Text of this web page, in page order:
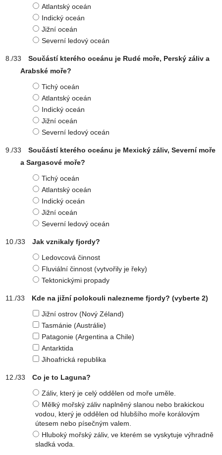
Atlantský oceán
Indický oceán
Jižní oceán
Severní ledový oceán
Součástí kterého oceánu je Rudé moře, Perský záliv a
Arabské moře?
Tichý oceán
Atlantský oceán
Indický oceán
Jižní oceán
Severní ledový oceán
Součástí kterého oceánu je Mexický záliv, Severní moře
a Sargasové moře?
Tichý oceán
Atlantský oceán
Indický oceán
Jižní oceán
Severní ledový oceán
Jak vznikaly fjordy?
Ledovcová činnost
Fluviální činnost (vytvořily je řeky)
Tektonickými propady
Kde na jižní polokouli nalezneme fjordy? (vyberte 2)
Jižní ostrov (Nový Zéland)
Tasmánie (Austrálie)
Patagonie (Argentina a Chile)
Antarktida
Jihoafrická republika
Co je to Laguna?
Záliv, který je celý oddělen od moře uměle.
Mělký mořský záliv naplněný slanou nebo brakickou
vodou, který je oddělen od hlubšího moře korálovým
útesem nebo písečným valem.
Hluboký mořský záliv, ve kterém se vyskytuje výhradně
sladká voda.